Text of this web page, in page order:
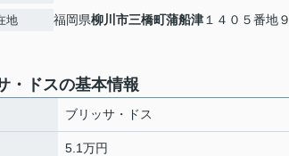
地 福岡県柳川市三橋町蒲船津 １４０５番地９
・ドスの基本情報
ブリッサ・ドス
5.1万円